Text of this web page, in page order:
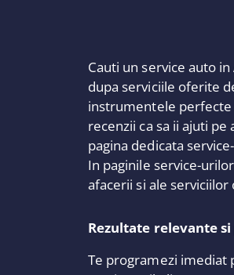
Cauti un service auto
dupa serviciile oferite
instrumentele perfecte
recenzii ca sa ii ajuti
pagina dedicata
In paginile service-
afacerii si ale
Rezultate relevante
Te programezi imediat